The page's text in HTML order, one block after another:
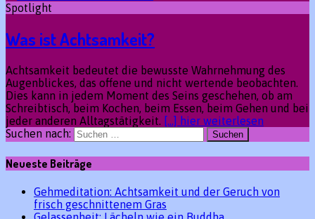
Spotlight
Was ist Achtsamkeit?
Achtsamkeit bedeutet die bewusste Wahrnehmung des
Augenblickes, das offene und nicht wertende beobachten.
Dies kann in jedem Moment des Seins geschehen, ob am
Schreibtisch, beim Kochen, beim Essen, beim Gehen und bei
jeder anderen Alltagstätigkeit.
[...] hier weiterlesen
Suchen nach:
Neueste Beiträge
Gehmeditation: Achtsamkeit und der Geruch von
frisch geschnittenem Gras